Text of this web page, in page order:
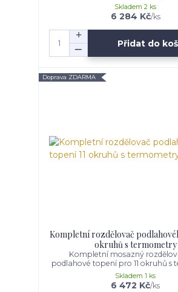
6 284 Kč/ks
Skladem 2 ks
Přidat do
Doprava ZDARMA
Kompletní rozdělovač
okruhů s termometry
Kompletní mosazný
podlahové topení pro 11 okruhů s
6 472 Kč/ks
Skladem 1 ks